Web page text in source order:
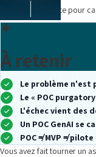
Méthode complète pour
À retenir
Le problème n'est
Le « POC
L'échec vient des
Un POC GenAI se
POC ≠ MVP ≠ pilote
Vous avez fait tourner un